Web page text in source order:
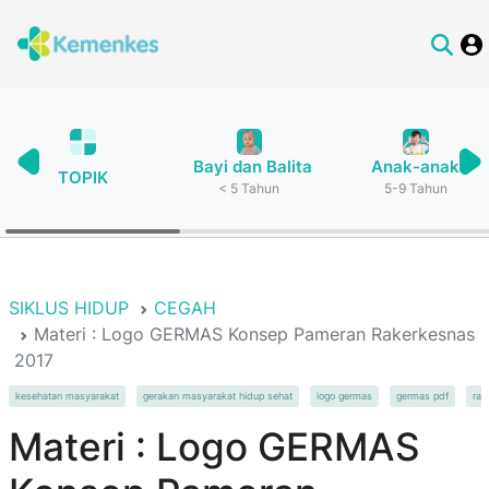
TOPIK
Bayi dan Balita
< 5 Tahun
Anak-anak
5-9 Tahun
SIKLUS HIDUP
CEGAH
Materi : Logo GERMAS Konsep Pameran Rakerkesnas
2017
kesehatan masyarakat gerakan masyarakat hidup sehat logo germas germas pdf
Materi : Logo GERMAS